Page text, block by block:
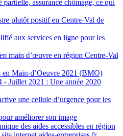
assurance chômage, ce qui
plutôt positif en Centre-Val de
aux services en ligne pour les
main d’œuvre en région Centre-Val
en Main-d’Oeuvre 2021 (BMO)
- Juillet 2021 : Une année 2020
une cellule d’urgence pour les
améliorer son image
des aides accessibles en région